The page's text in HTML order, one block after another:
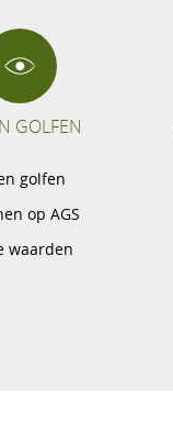
GOLFEN
golfen
op AGS
waarden